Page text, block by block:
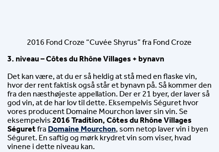
2016 Fond Croze “Cuvée Shyrus” fra Fond Croze
3. niveau – Côtes du Rhône Villages + bynavn
Det kan være, at du er så heldig at stå med en flaske vin,
hvor der rent faktisk også står et bynavn på. Så kommer den
fra den næsthøjeste appellation. Der er 21 byer, der laver så
god vin, at de har lov til dette. Eksempelvis Séguret hvor
vores producent Domaine Mourchon laver sin vin. Se
eksempelvis 2016 Tradition, Côtes du Rhône Villages
Séguret fra Domaine Mourchon, som netop laver vin i byen
Séguret. En saftig og mørk krydret vin som viser, hvad
vinene i dette niveau kan.